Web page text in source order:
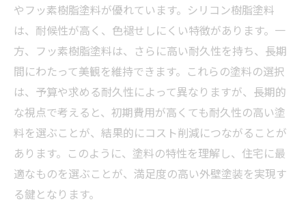
やフッ素樹脂塗料が優れています。シリコン樹脂塗料
は、耐候性が高く、色褪せしにくい特徴があります。一
方、フッ素樹脂塗料は、さらに高い耐久性を持ち、長期
間にわたって美観を維持できます。これらの塗料の選択
は、予算や求める耐久性によって異なりますが、長期的
な視点で考えると、初期費用が高くても耐久性の高い塗
料を選ぶことが、結果的にコスト削減につながることが
あります。このように、塗料の特性を理解し、住宅に最
適なものを選ぶことが、満足度の高い外壁塗装を実現す
る鍵となります。